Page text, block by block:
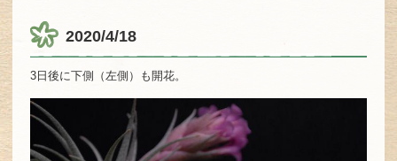
2020/4/18
3日後に下側（左側）も開花。